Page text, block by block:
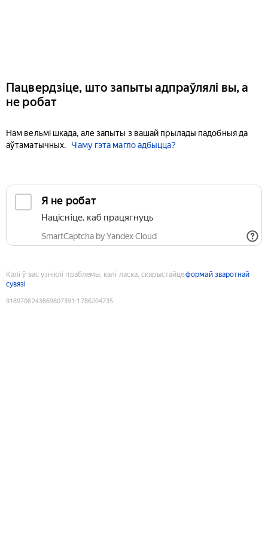
Пацвердзіце, што запыты адпраўлялі вы, а
не робат
Нам вельмі шкада, але запыты з вашай прылады падобныя да
аўтаматычных.
Чаму гэта магло адбыцца?
Я не робат
Націсніце, каб працягнуць
SmartCaptcha by Yandex Cloud
Калі ў вас узніклі праблемы, калі ласка, скарыстайцеформай зваротнай
сувязі
9189706243869807391 :1786204735